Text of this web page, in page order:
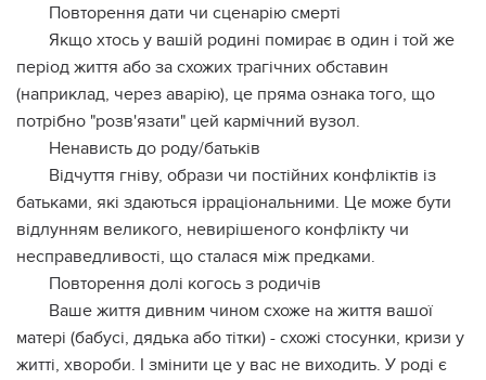
Повторення дати чи сценарію смерті
Якщо хтось у вашій родині помирає в один і той же
період життя або за схожих трагічних обставин
(наприклад, через аварію), це пряма ознака того, що
потрібно "розв'язати" цей кармічний вузол.
Ненависть до роду/батьків
Відчуття гніву, образи чи постійних конфліктів із
батьками, які здаються ірраціональними. Це може бути
відлунням великого, невирішеного конфлікту чи
несправедливості, що сталася між предками.
Повторення долі когось з родичів
Ваше життя дивним чином схоже на життя вашої
матері (бабусі, дядька або тітки) - схожі стосунки, кризи у
житті, хвороби. І змінити це у вас не виходить. У роді є